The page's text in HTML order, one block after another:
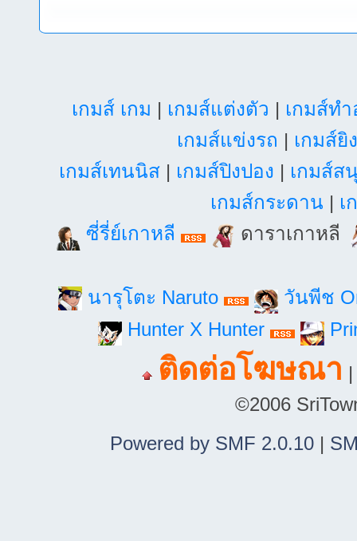
เกมส์ เกม | เกมส์แต่งตัว | เกมส์ท
เกมส์แข่งรถ | เกมส์ยิ
เกมส์เทนนิส| เกมส์ปิงปอง | เกมส์ส
เกมส์กระดาน | เ
ซี่รี่ย์เกาหลี
ดาราเกาหลี
นารุโตะ Naruto
วันพีช
Hunter X Hunter
ติดต่อโฆษณา
©2006
Powered by SMF 2.0.10|